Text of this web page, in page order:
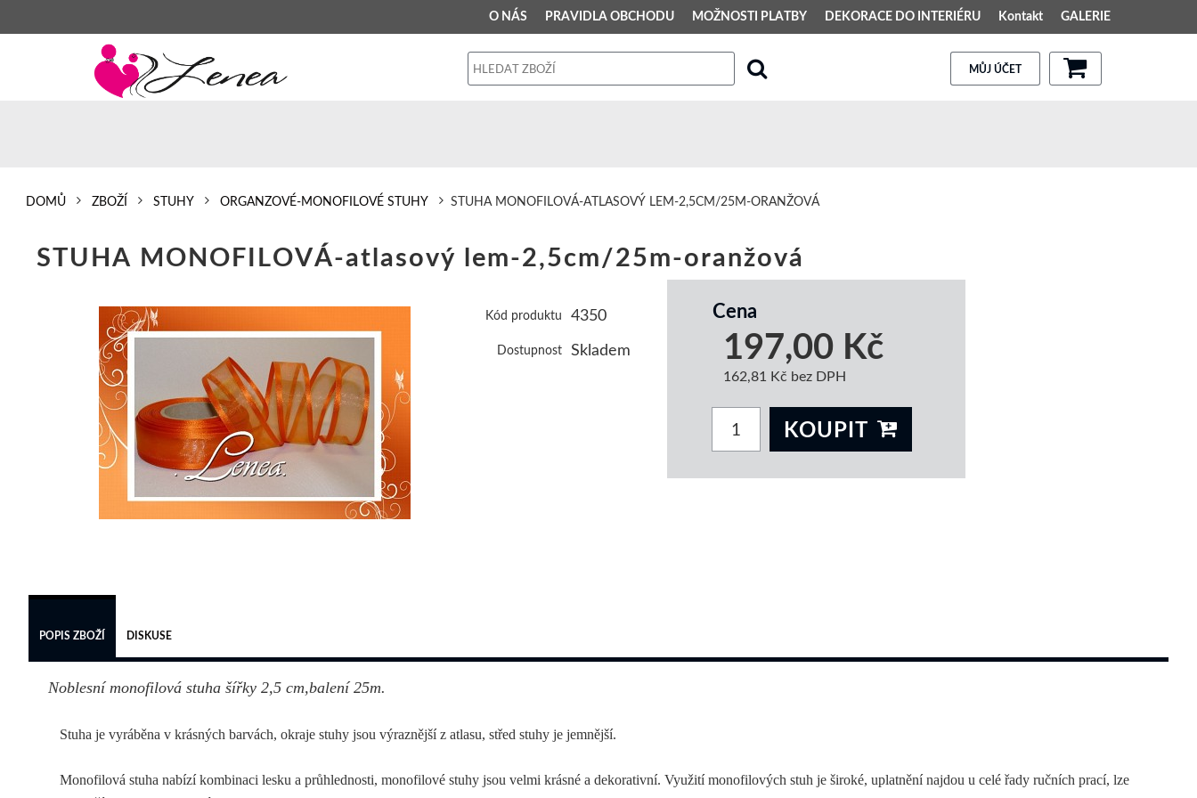
O NÁS PRAVIDLA OBCHODU
PRAVIDLA OBCHODU
MOŽNOSTI PLATBY DEKORACE DO INTERIÉRU Kontakt GALERIE
MŮJ ÚČET
DOMŮ ZBOŽÍ STUHY ORGANZOVÉ-MONOFILOVÉ STUHY STUHA MONOFILOVÁ-ATLASOVÝ LEM-2,5CM/25M-ORANŽOVÁ
STUHA MONOFILOVÁ-atlasový lem-2,5cm/25m-oranžová
Kód produktu 4350
Dostupnost Skladem
Cena
197,00 Kč
162,81 Kč bez DPH
KOUPIT
POPIS ZBOŽÍ DISKUSE
Noblesní monofilová stuha šířky 2,5 cm,balení 25m.
Stuha je vyráběna v krásných barvách, okraje stuhy jsou výraznější z atlasu, střed stuhy je jemnější.
Monofilová stuha nabízí kombinaci lesku a průhlednosti, monofilové stuhy jsou velmi krásné a dekorativní. Využití monofilových stuh je široké, uplatnění najdou u celé řady ručních prací, lze